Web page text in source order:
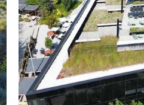
Sauvegarder